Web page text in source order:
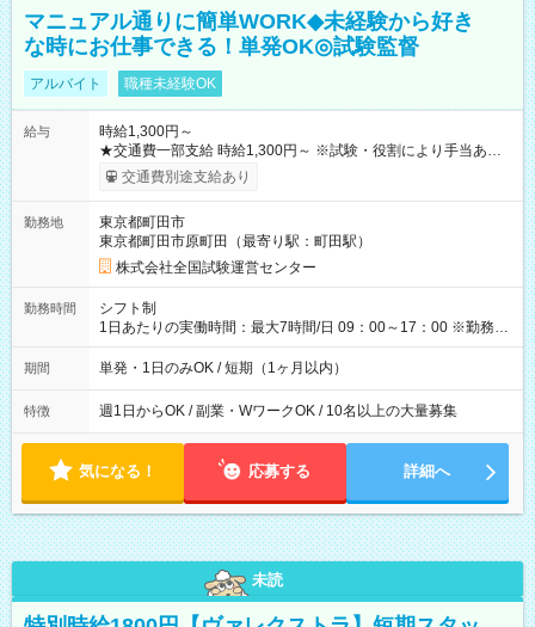
マニュアル通りに簡単WORK◆未経験から好き
な時にお仕事できる！単発OK◎試験監督
アルバイト 職種未経験OK
給与
時給1,300円～
★交通費一部支給 時給1,300円～ ※試験・役割により手当あり
※勤務回数により昇給あり 【即給（前払い）オプションあ
り！】 希望される場合、勤務から1週間ほどで給与の一部を受け
例】 ・河合塾模擬試験 8:30～17:30（休憩1時間） 時給1,300円
×8時間＝日収10,400円＋交通費 ※当日の役割により時給＋100
円の場合あり ・国家試験 7:00～13:30（休憩なし） 時給1,300
円（役割手当＋100円）×6時間＝日収8,400円＋交通費 【試用期
間】試用期間なし
交通費別途支給あり
勤務地
東京都町田市
東京都町田市原町田（最寄り駅：町田駅）
株式会社全国試験運営センター
勤務時間
シフト制
1日あたりの実働時間：最大7時間/日 09：00～17：00 ※勤務時
間は 試験により異なります。
期間 単発・1日のみOK / 短期（1ヶ月以内）
特徴 週1日からOK / 副業・WワークOK / 10名以上の大量募集
気になる！ 応募する 詳細へ
未読